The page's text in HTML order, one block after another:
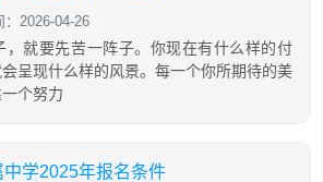
：2026-04-26
，就要先苦一阵子。你现在有什么样的付
呈现什么样的风景。每一个你所期待的美
个努力
学2025年报名条件